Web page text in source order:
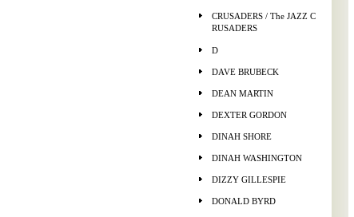
CRUSADERS / The JAZZ C
RUSADERS
D
DAVE BRUBECK
DEAN MARTIN
DEXTER GORDON
DINAH SHORE
DINAH WASHINGTON
DIZZY GILLESPIE
DONALD BYRD